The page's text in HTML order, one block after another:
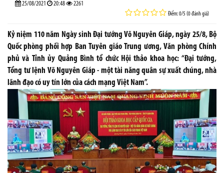
25/08/2021 20:48 2261
Điểm: 0/5 (0 đánh giá)
Kỷ niệm 110 năm Ngày sinh Đại tướng Võ Nguyên Giáp, ngày 25/8, Bộ
Quốc phòng phối hợp Ban Tuyên giáo Trung ương, Văn phòng Chính
phủ và Tỉnh ủy Quảng Bình tổ chức Hội thảo khoa học: “Đại tướng,
Tổng tư lệnh Võ Nguyên Giáp - một tài năng quân sự xuất chúng, nhà
lãnh đạo có uy tín lớn của cách mạng Việt Nam”.